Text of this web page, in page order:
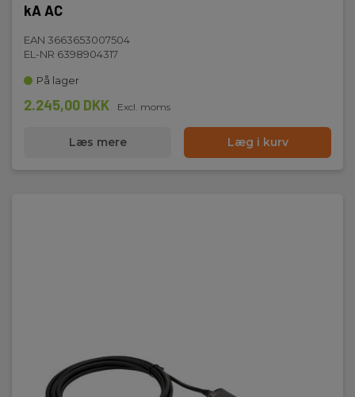
kA AC
EAN 3663653007504
EL-NR 6398904317
På lager
2.245,00 DKK Excl. moms
Læs mere Læg i kurv